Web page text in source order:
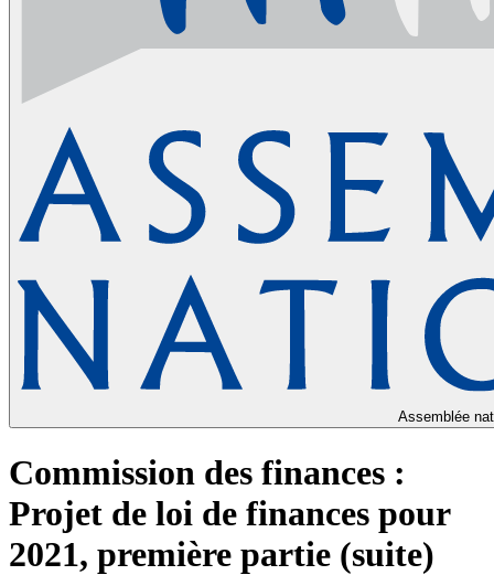
Assemblée
Commission des finances :
Projet de loi de finances pour
2021, première partie (suite)